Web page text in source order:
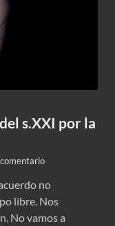
s.XXI por la
no
libre. Nos
No vamos a